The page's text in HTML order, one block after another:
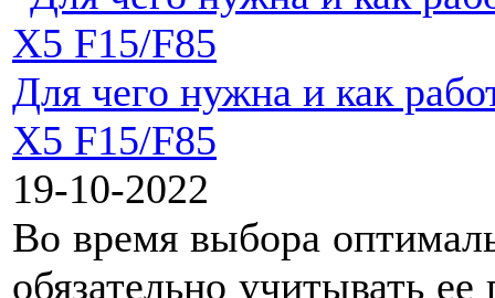
Для чего нужна и как
X5 F15/F85
19-10-2022
Во время выбора
обязательно учитывать